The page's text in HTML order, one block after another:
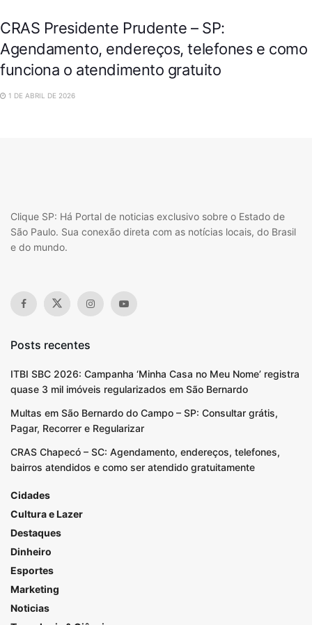
CRAS Presidente Prudente – SP:
Agendamento, endereços, telefones e como
funciona o atendimento gratuito
1 DE ABRIL DE 2026
Clique SP: Há Portal de noticias exclusivo sobre o Estado de
São Paulo. Sua conexão direta com as notícias locais, do Brasil
e do mundo.
Posts recentes
ITBI SBC 2026: Campanha ‘Minha Casa no Meu Nome’ registra
quase 3 mil imóveis regularizados em São Bernardo
Multas em São Bernardo do Campo – SP: Consultar grátis,
Pagar, Recorrer e Regularizar
CRAS Chapecó – SC: Agendamento, endereços, telefones,
bairros atendidos e como ser atendido gratuitamente
Cidades
Cultura e Lazer
Destaques
Dinheiro
Esportes
Marketing
Noticias